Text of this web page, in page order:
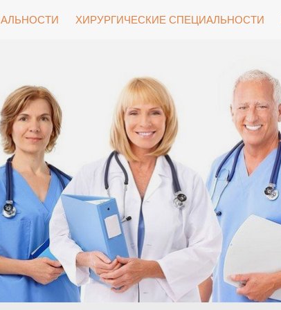
ХИРУРГИЧЕСКИЕ СПЕЦИАЛЬНОСТИ